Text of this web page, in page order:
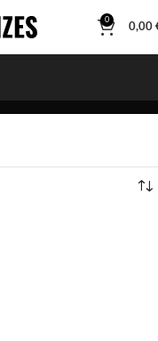
0
0,00